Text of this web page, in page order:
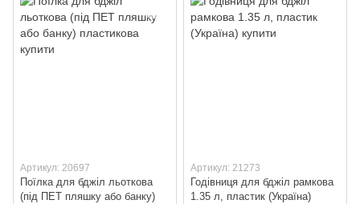
Артикул: 20697
Поїлка для бджіл льоткова
(під ПЕТ пляшку або банку)
Артикул: 21273
Годівниця для бджіл рамкова
1.35 л, пластик (Україна)